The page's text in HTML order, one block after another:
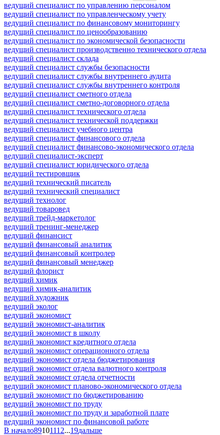
ведущий специалист по управлению персоналом
ведущий специалист по управленческому учету
ведущий специалист по финансовому мониторингу
ведущий специалист по ценообразованию
ведущий специалист по экономической безопасности
ведущий специалист производственно технического отдела
ведущий специалист склада
ведущий специалист службы безопасности
ведущий специалист службы внутреннего аудита
ведущий специалист службы внутреннего контроля
ведущий специалист сметного отдела
ведущий специалист сметно-договорного отдела
ведущий специалист технического отдела
ведущий специалист технической поддержки
ведущий специалист учебного центра
ведущий специалист финансового отдела
ведущий специалист финансово-экономического отдела
ведущий специалист-эксперт
ведущий специалист юридического отдела
ведущий тестировщик
ведущий технический писатель
ведущий технический специалист
ведущий технолог
ведущий товаровед
ведущий трейд-маркетолог
ведущий тренинг-менеджер
ведущий финансист
ведущий финансовый аналитик
ведущий финансовый контролер
ведущий финансовый менеджер
ведущий флорист
ведущий химик
ведущий химик-аналитик
ведущий художник
ведущий эколог
ведущий экономист
ведущий экономист-аналитик
ведущий экономист в школу
ведущий экономист кредитного отдела
ведущий экономист операционного отдела
ведущий экономист отдела бюджетирования
ведущий экономист отдела валютного контроля
ведущий экономист отдела отчетности
ведущий экономист планово-экономического отдела
ведущий экономист по бюджетированию
ведущий экономист по труду
ведущий экономист по труду и заработной плате
ведущий экономист по финансовой работе
В начало89101112...19дальше